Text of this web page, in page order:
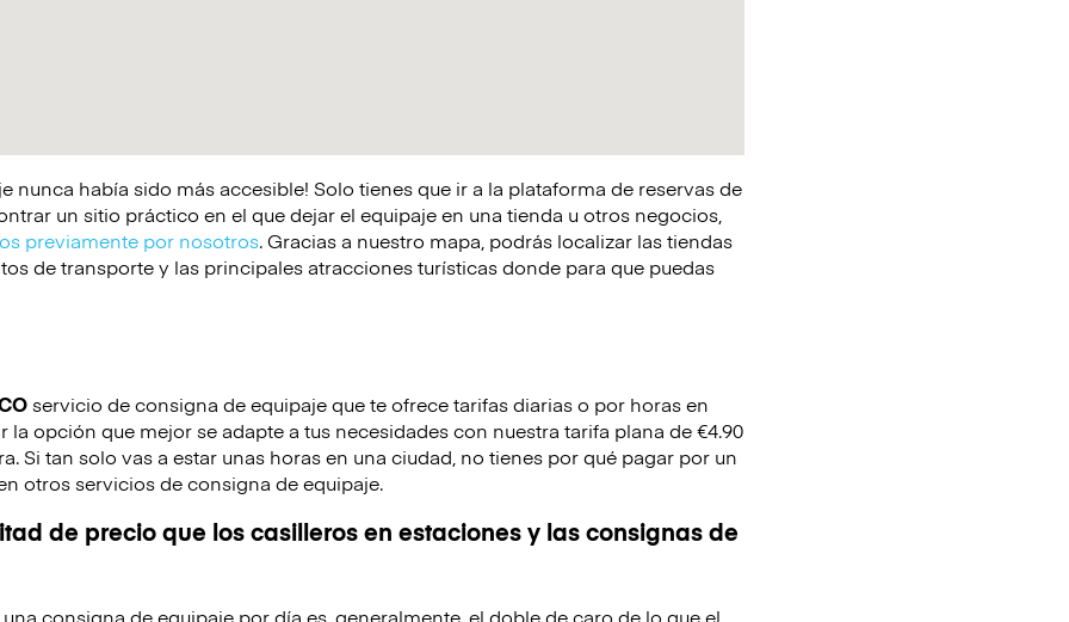
nunca había sido más accesible! Solo tienes que ir a la plataforma de reservas de
un sitio práctico en el que dejar el equipaje en una tienda u otros negocios,
previamente por nosotros. Gracias a nuestro mapa, podrás localizar las tiendas
de transporte y las principales atracciones turísticas donde para que puedas
servicio de consigna de equipaje que te ofrece tarifas diarias o por horas en
la opción que mejor se adapte a tus necesidades con nuestra tarifa plana de €4.90
Si tan solo vas a estar unas horas en una ciudad, no tienes por qué pagar por un
otros servicios de consigna de equipaje.
de precio que los casilleros en estaciones y las consignas de
consigna de equipaje por día es, generalmente, el doble de caro de lo que el